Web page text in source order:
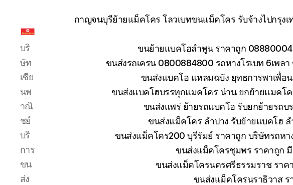
ขน
ย้าย
รถ
โฮ
ทั่ว
ประเทศ.com
บริ
ษัท
เซีย
นพ
าณิ
ชย์
บริ
การ
ขน
ส่ง
กาญจนบุรีย้ายแม็คโคร โลวเบทขนแม็คโคร รับจ้างไปกรุงเ
ขนย้ายแบคโฮลำพูน ราคาถูก
ขนส่งรถเครน 0800884800 รถหางโรเบท 6เพล
ขนส่งแบคโฮ แหลมฉบัง ยุทธการพาเพื่อ
ขนส่งแบคโฮบรรทุกแมคโคร น่าน ยกย้ายแมคโค
ขนส่งแพร่ ย้ายรถแบคโฮ รับยกย้ายรถบ
ขนส่งแม็คโคร ลำปาง รับย้ายแบคโฮ ล
ขนส่งแม็คโคร200 บุรีรัมย์ ราคาถูก บริษัทรถหา
ขนส่งแม็คโครชุมพร ราคาถูก
ขนส่งแม็คโครนครศรีธรรมราช ราค
ขนส่งแม็คโครนราธิวาส ร